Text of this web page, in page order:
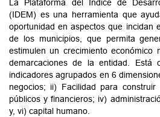
Coordinación del Sistema de
La Plataforma del Índice de
(IDEM) es una herramienta que
oportunidad en aspectos que incidan
de los municipios, que permita
estimulen un crecimiento económico
demarcaciones de la entidad. Está
indicadores agrupados en 6
negocios; ii) Facilidad para construir
públicos y financieros; iv)
y, vi) capital humano.